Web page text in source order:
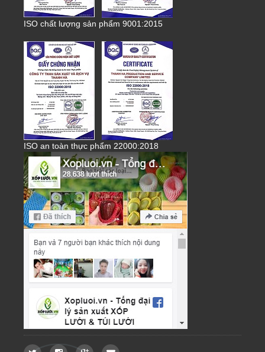
ISO chất lượng sản phẩm 9001:2015
ISO an toàn thực phẩm 22000:2018